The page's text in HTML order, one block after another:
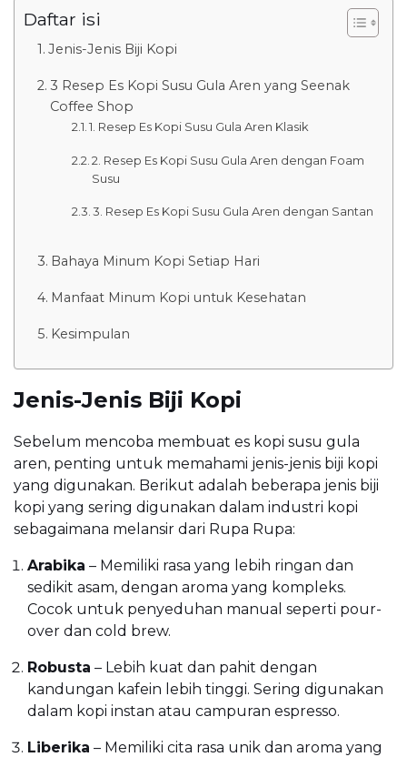
Daftar isi
Jenis-Jenis Biji Kopi
3 Resep Es Kopi Susu Gula Aren yang Seenak
Coffee Shop
1. Resep Es Kopi Susu Gula Aren Klasik
2. Resep Es Kopi Susu Gula Aren dengan Foam
Susu
3. Resep Es Kopi Susu Gula Aren dengan Santan
Bahaya Minum Kopi Setiap Hari
Manfaat Minum Kopi untuk Kesehatan
Kesimpulan
Jenis-Jenis Biji Kopi
Sebelum mencoba membuat es kopi susu gula
aren, penting untuk memahami jenis-jenis biji kopi
yang digunakan. Berikut adalah beberapa jenis biji
kopi yang sering digunakan dalam industri kopi
sebagaimana melansir dari Rupa Rupa:
Arabika – Memiliki rasa yang lebih ringan dan
sedikit asam, dengan aroma yang kompleks.
Cocok untuk penyeduhan manual seperti pour-
over dan cold brew.
Robusta – Lebih kuat dan pahit dengan
kandungan kafein lebih tinggi. Sering digunakan
dalam kopi instan atau campuran espresso.
Liberika – Memiliki cita rasa unik dan aroma yang